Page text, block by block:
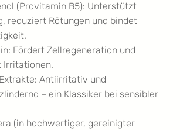
(Provitamin B5): Unterstützt
reduziert Rötungen und bindet
Fördert Zellregeneration und
Irritationen.
Antiirritativ und
– ein Klassiker bei sensibler
(in hochwertiger, gereinigter